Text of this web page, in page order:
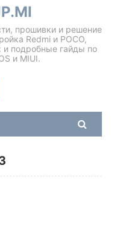
прошивки и решение
Redmi и POCO,
и подробные гайды по
и MIUI.